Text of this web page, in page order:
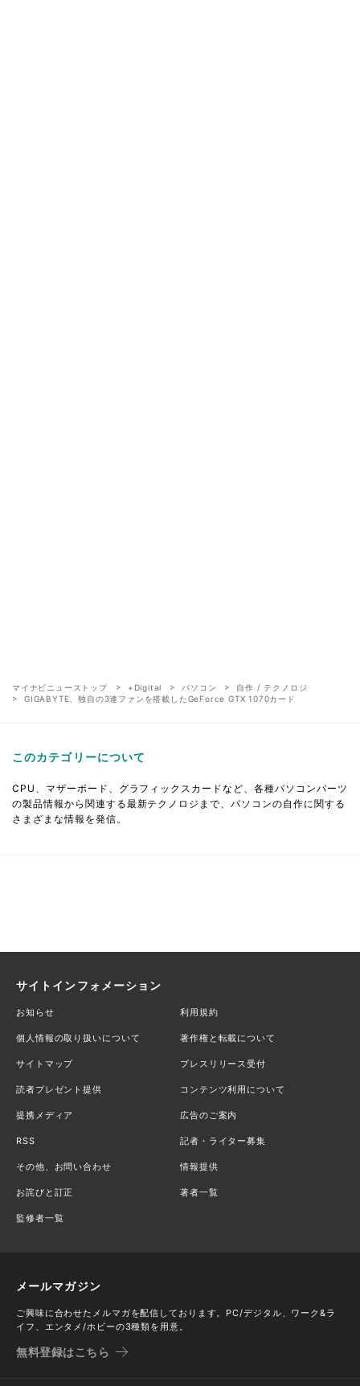
マイナビニューストップ +Digital パソコン
自作 / テクノロジ
GIGABYTE、独自の3連ファンを搭載したGeForce GTX 1070カード
このカテゴリーについて
CPU、マザーボード、グラフィックスカードなど、各種パソコンパーツ
の製品情報から関連する最新テクノロジまで、パソコンの自作に関する
さまざまな情報を発信。
サイトインフォメーション
お知らせ 利用規約
個人情報の取り扱いについて 著作権と転載について
サイトマップ プレスリリース受付
読者プレゼント提供 コンテンツ利用について
提携メディア 広告のご案内
RSS 記者・ライター募集
その他、お問い合わせ 情報提供
お詫びと訂正 著者一覧
監修者一覧
メールマガジン
ご興味に合わせたメルマガを配信しております。PC/デジタル、ワーク&ラ
イフ、エンタメ/ホビーの3種類を用意。
無料登録はこちら